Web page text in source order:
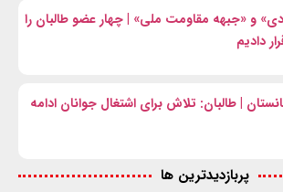
و «جبهه مقاومت ملی» | چهار عضو طالبان را
دادیم
| طالبان: تلاش برای اشتغال جوانان ادامه
پربازدیدترین ها